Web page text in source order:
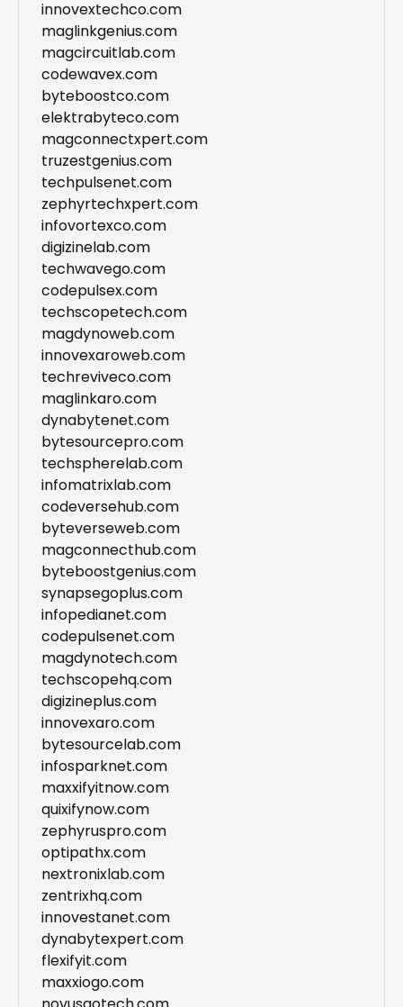
innovextechco.com
maglinkgenius.com
magcircuitlab.com
codewavex.com
byteboostco.com
elektrabyteco.com
magconnectxpert.com
truzestgenius.com
techpulsenet.com
zephyrtechxpert.com
infovortexco.com
digizinelab.com
techwavego.com
codepulsex.com
techscopetech.com
magdynoweb.com
innovexaroweb.com
techreviveco.com
maglinkaro.com
dynabytenet.com
bytesourcepro.com
techspherelab.com
infomatrixlab.com
codeversehub.com
byteverseweb.com
magconnecthub.com
byteboostgenius.com
synapsegoplus.com
infopedianet.com
codepulsenet.com
magdynotech.com
techscopehq.com
digizineplus.com
innovexaro.com
bytesourcelab.com
infosparknet.com
maxxifyitnow.com
quixifynow.com
zephyruspro.com
optipathx.com
nextronixlab.com
zentrixhq.com
innovestanet.com
dynabytexpert.com
flexifyit.com
maxxiogo.com